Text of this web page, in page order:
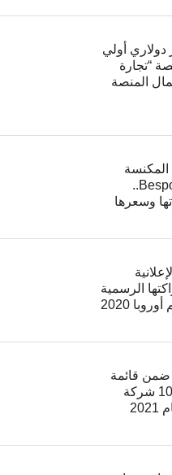
دولاري أولي
“تجارة
المنصة
اللاسلكية Bespoke Slim..
وسعرها
الرسمية
2020
ضمن قائمة
«فوربس» أفضل 100 شركة